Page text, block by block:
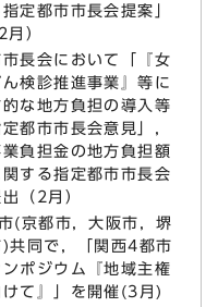
定都市市長会提案」
）
市長会において「『女
検診推進事業』等に
な地方負担の導入等
都市市長会意見」，
業負担金の地方負担額
する指定都市市長会
（2月）
(京都市，大阪市，堺
共同で，「関西4都市
ポジウム『地域主権
けて』」を開催(3月)